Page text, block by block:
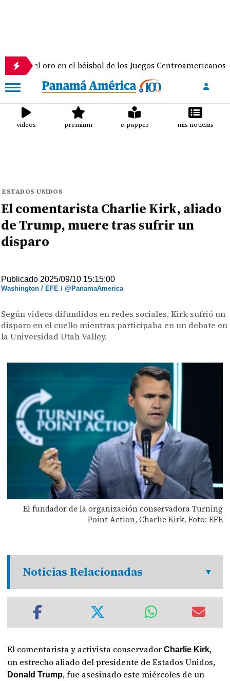
en el béisbol de los Juegos Centroamericanos y del
videos premium e-papper mis noticias
ESTADOS UNIDOS
El comentarista Charlie Kirk, aliado
de Trump, muere tras sufrir un
disparo
Publicado 2025/09/10 15:15:00
Washington / EFE / @PanamaAmerica
Según videos difundidos en redes sociales, Kirk sufrió un
disparo en el cuello mientras participaba en un debate en
la Universidad Utah Valley.
El fundador de la organización conservadora Turning
Point Action, Charlie Kirk. Foto: EFE
Noticias Relacionadas
El comentarista y activista conservadorCharlie Kirk,
un estrecho aliado del presidente de Estados Unidos,
Donald Trump, fue asesinado este miércoles de un